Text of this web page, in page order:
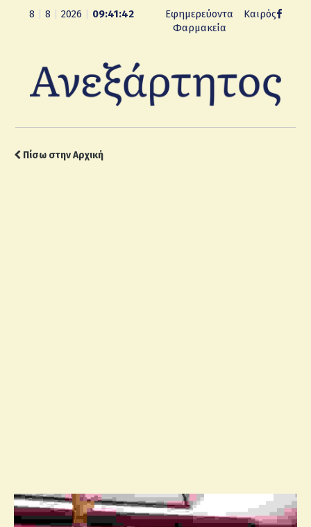
8 8 2026 09:41:43
Εφημερεύοντα
Φαρμακεία
Καιρός
Πίσω στην Αρχική